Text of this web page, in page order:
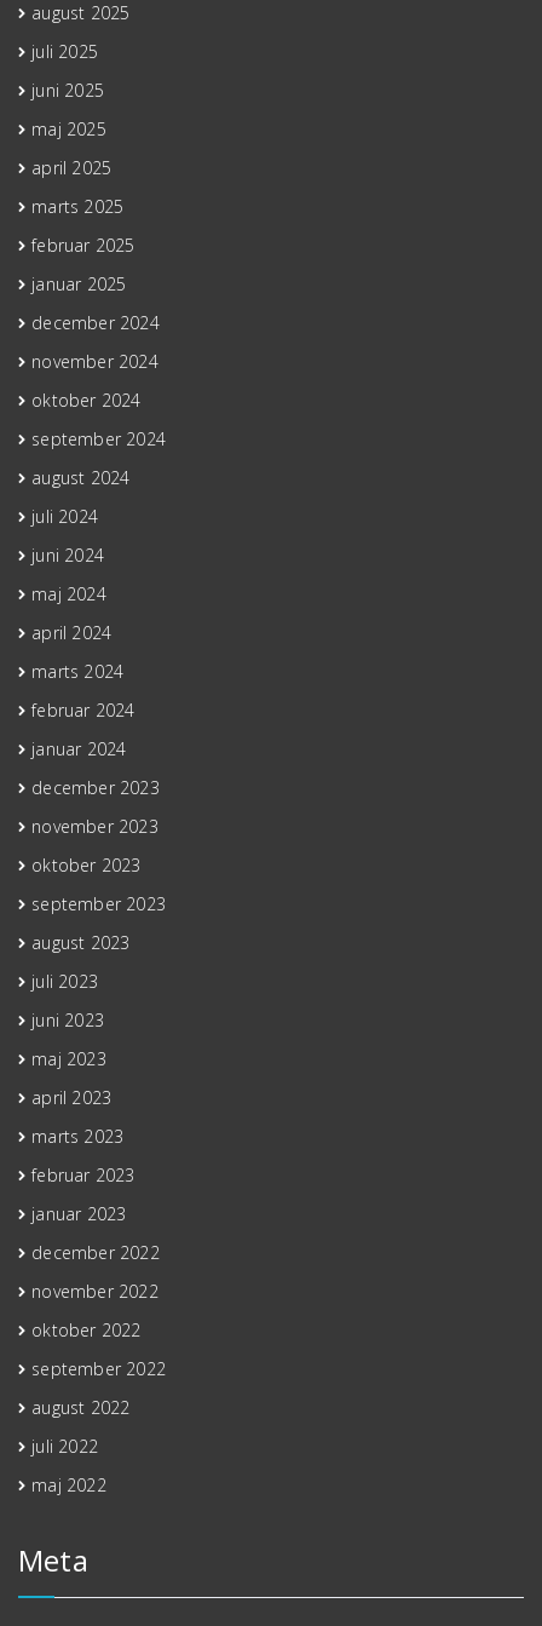
august 2025
juli 2025
juni 2025
maj 2025
april 2025
marts 2025
februar 2025
januar 2025
december 2024
november 2024
oktober 2024
september 2024
august 2024
juli 2024
juni 2024
maj 2024
april 2024
marts 2024
februar 2024
januar 2024
december 2023
november 2023
oktober 2023
september 2023
august 2023
juli 2023
juni 2023
maj 2023
april 2023
marts 2023
februar 2023
januar 2023
december 2022
november 2022
oktober 2022
september 2022
august 2022
juli 2022
maj 2022
Meta